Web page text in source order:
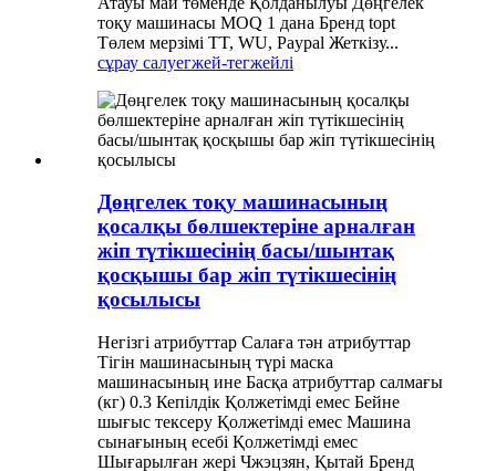
тоқу машинасы MOQ 1 дана Бренд topt
Төлем мерзімі TT, WU, Paypal Жеткізу...
сұрау салуегжей-тегжейлі
Дөңгелек тоқу машинасының
қосалқы бөлшектеріне арналған
жіп түтікшесінің басы/шынтақ
қосқышы бар жіп түтікшесінің
қосылысы
Негізгі атрибуттар Салаға тән атрибуттар
Тігін машинасының түрі маска
машинасының ине Басқа атрибуттар салмағы
(кг) 0.3 Кепілдік Қолжетімді емес Бейне
шығыс тексеру Қолжетімді емес Машина
сынағының есебі Қолжетімді емес
Шығарылған жері Чжэцзян, Қытай Бренд